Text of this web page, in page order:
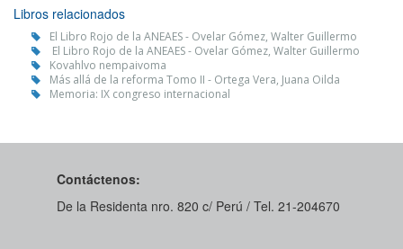
Libros relacionados
El Libro Rojo de la ANEAES - Ovelar Gómez, Walter Guillermo
El Libro Rojo de la ANEAES - Ovelar Gómez, Walter Guillermo
Kovahlvo nempaivoma
Más allá de la reforma Tomo II - Ortega Vera, Juana Oilda
Memoria: IX congreso internacional
Contáctenos:
De la Residenta nro. 820 c/ Perú / Tel. 21-204670